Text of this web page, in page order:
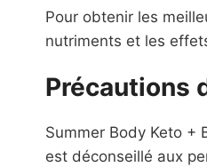
Pour obtenir les
nutriments et les
Précautions
Summer Body Keto +
est déconseillé aux